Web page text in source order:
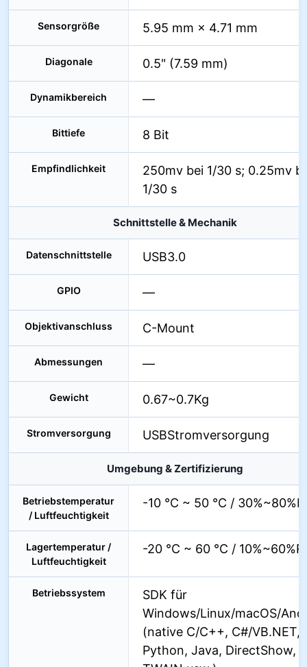
Sensorgröße 5.95 mm × 4.71 mm
Diagonale 0.5" (7.59 mm)
Dynamikbereich —
Bittiefe 8 Bit
Empfindlichkeit
250mv bei 1/30 s; 0.25mv
1/30 s
Schnittstelle & Mechanik
Datenschnittstelle USB3.0
GPIO —
Objektivanschluss C-Mount
Abmessungen —
Gewicht 0.67~0.7Kg
Stromversorgung USBStromversorgung
Umgebung & Zertifizierung
Betriebstemperatur
/ Luftfeuchtigkeit
-10 °C ~ 50 °C /
Lagertemperatur /
Luftfeuchtigkeit
-20 °C ~ 60 °C /
Betriebssystem
SDK für
Windows/Linux/macOS/
(native C/C++, C#/VB.NET,
Python, Java, DirectShow,